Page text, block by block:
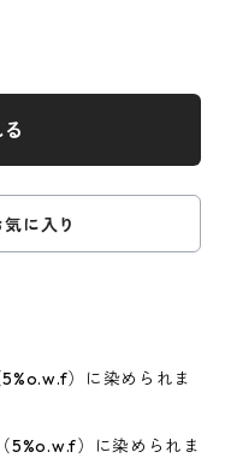
に入り
）に染められま
）に染められま